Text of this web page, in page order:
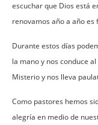
escuchar que Dios está
renovamos año a año
Durante estos días
la mano y nos conduce
Misterio y nos lleva
Como pastores hemos
alegría en medio de